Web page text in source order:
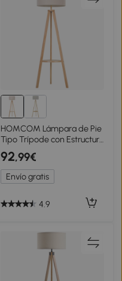
HOMCOM Lámpara de Pie
Tipo Trípode con Estructura
de Madera Natural y
Pantalla de Tela Beige con
Estante Integrado
50x50x154 cm
92,99€
Envío gratis
4.9